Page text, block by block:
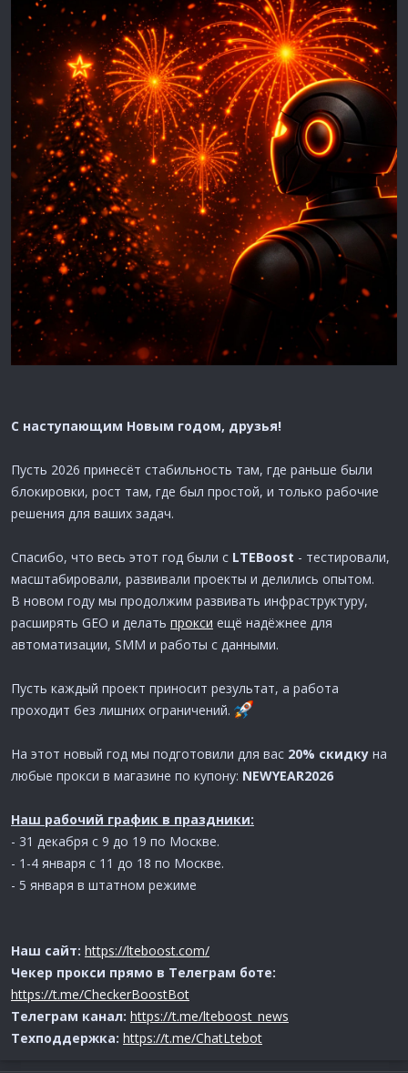
С наступающим Новым годом, друзья!
Пусть 2026 принесёт стабильность там, где раньше были
блокировки, рост там, где был простой, и только рабочие
решения для ваших задач.
Спасибо, что весь этот год были с LTEBoost - тестировали,
масштабировали, развивали проекты и делились опытом.
В новом году мы продолжим развивать инфраструктуру,
расширять GEO и делать прокси ещё надёжнее для
автоматизации, SMM и работы с данными.
Пусть каждый проект приносит результат, а работа
проходит без лишних ограничений.
На этот новый год мы подготовили для вас 20% скидку на
любые прокси в магазине по купону: NEWYEAR2026
Наш рабочий график в праздники:
- 31 декабря с 9 до 19 по Москве.
- 1-4 января с 11 до 18 по Москве.
- 5 января в штатном режиме
Наш сайт: https://lteboost.com/
Чекер прокси прямо в Телеграм боте:
https://t.me/CheckerBoostBot
Телеграм канал: https://t.me/lteboost_news
Техподдержка: https://t.me/ChatLtebot